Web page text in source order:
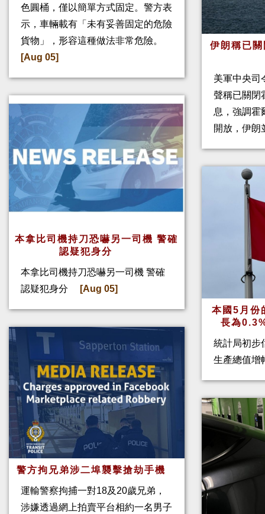
色圓桶，僅以簡單方式固定。警方表
示，車輛載有「未有妥善固定的危險
貨物」，形容這種做法非常危險。
[Aug 05]
本拿比司機持刀恐嚇另一司機 警確
認疑犯身分
本拿比司機持刀恐嚇另一司機 警確
認疑犯身分
[Aug 05]
警方拘兄弟涉二埠襲擊搶劫手機
運輸警察拘捕一對18及20歲兄弟，
涉嫌透過網上拍賣平台相約一名男子
伊朗稱已
美軍中央司
聲稱已關閉
息，強調霍
開放，伊
本國5月份
長為
統計局初步
生產總值增